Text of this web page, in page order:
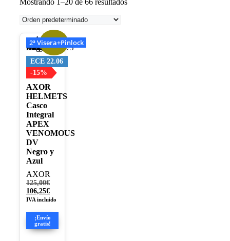
Mostrando 1–20 de 66 resultados
¡Oferta!
2ª Visera+Pinlock
ECE 22.06
-15%
AXOR
HELMETS
Casco
Integral
APEX
VENOMOUS
DV
Negro y
Azul
AXOR
125,00€El
precio
original
125,00€.
106,25€El
precio
es:
106,25€.
IVA incluido
¡Envío
gratis!
Este
producto
tiene
múltiples
variantes.
Las
opciones
se
pueden
elegir
en
la
página
de
producto